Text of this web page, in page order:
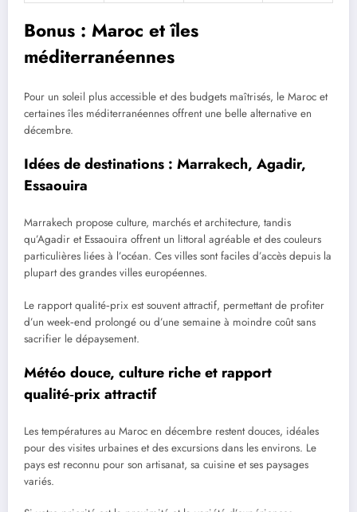
Bonus : Maroc et îles
méditerranéennes
Pour un soleil plus accessible et des budgets maîtrisés, le Maroc et
certaines îles méditerranéennes offrent une belle alternative en
décembre.
Idées de destinations : Marrakech, Agadir,
Essaouira
Marrakech propose culture, marchés et architecture, tandis
qu’Agadir et Essaouira offrent un littoral agréable et des couleurs
particulières liées à l’océan. Ces villes sont faciles d’accès depuis la
plupart des grandes villes européennes.
Le rapport qualité‑prix est souvent attractif, permettant de profiter
d’un week‑end prolongé ou d’une semaine à moindre coût sans
sacrifier le dépaysement.
Météo douce, culture riche et rapport
qualité‑prix attractif
Les températures au Maroc en décembre restent douces, idéales
pour des visites urbaines et des excursions dans les environs. Le
pays est reconnu pour son artisanat, sa cuisine et ses paysages
variés.